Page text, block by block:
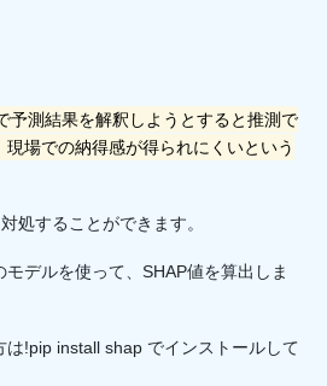
予測結果を解釈しようとすると推測で
現場での納得感が得られにくいという
処することができます。
デルを使って、SHAP値を算出しま
は!pip install shap でインストールして